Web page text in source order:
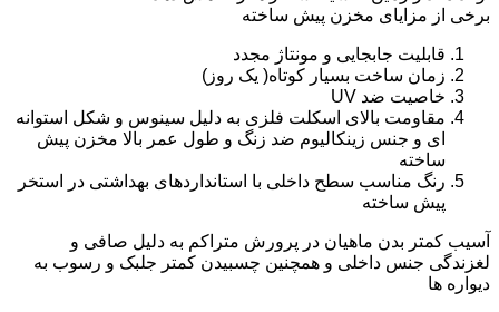
برخی از مزایای مخزن پیش ساخته
قابلیت جابجایی و مونتاژ مجدد
زمان ساخت بسیار کوتاه( یک روز)
خاصیت ضد UV
مقاومت بالای اسکلت فلزی به دلیل سینوس و شکل استوانه
ای و جنس زینکالیوم ضد زنگ و طول عمر بالا مخزن پیش
ساخته
رنگ مناسب سطح داخلی با استانداردهای بهداشتی در استخر
پیش ساخته
آسیب کمتر بدن ماهیان در پرورش متراکم به دلیل صافی و
لغزندگی جنس داخلی و همچنین چسبیدن کمتر جلبک و رسوب به
دیواره ها